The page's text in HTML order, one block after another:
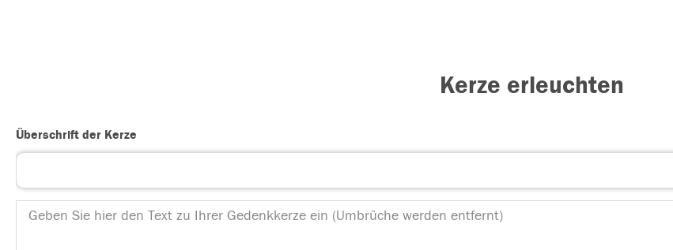
Kerze erleuchten
Überschrift der Kerze